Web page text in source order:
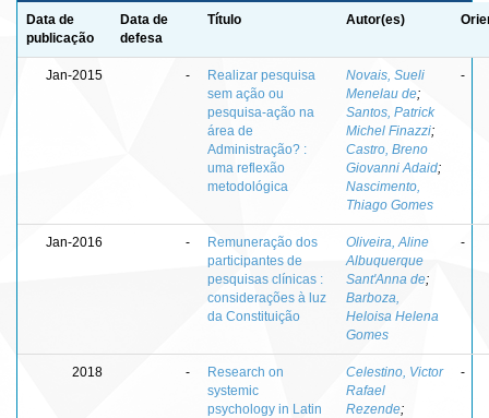
Data de
publicação
Data de
defesa
Título Autor(es)
Jan-2015 -
Realizar pesquisa
sem ação ou
pesquisa-ação na
área de
Administração? :
uma reflexão
metodológica
Novais, Sueli
Menelau de;
Santos, Patrick
Michel Finazzi;
Castro, Breno
Giovanni Adaid;
Nascimento,
Thiago Gomes
-
Jan-2016 -
Remuneração dos
participantes de
pesquisas clínicas :
considerações à luz
da Constituição
Oliveira, Aline
Albuquerque
Sant'Anna de;
Barboza,
Heloisa Helena
Gomes
-
2018 -
Research on
systemic
psychology in Latin
Celestino, Victor
Rafael
Rezende;
-